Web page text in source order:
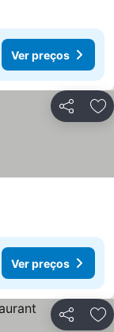
Ver preços
Partilhar
Ver preços
Partilhar